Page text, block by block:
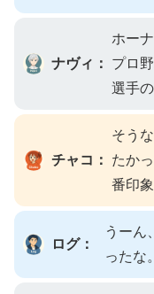
ナヴィ：
ホー
プロ
選手
チャコ：
そう
たか
番印
ログ：
うーん
ったな